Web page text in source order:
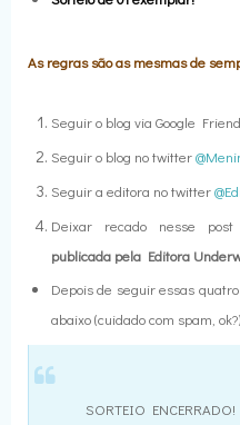
As regras são as mesmas de
Seguir o blog via Google
Seguir o blog no twitter
Seguir a editora no twitter
Deixar recado nesse post
publicada pela Editora
Depois de seguir essas
abaixo (cuidado com spam,
SORTEIO